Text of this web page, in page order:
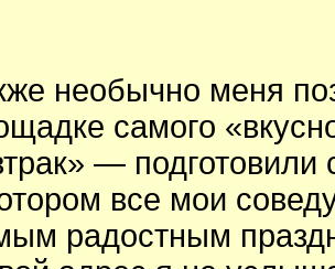
необычно меня
самого
—
все мои
радостным